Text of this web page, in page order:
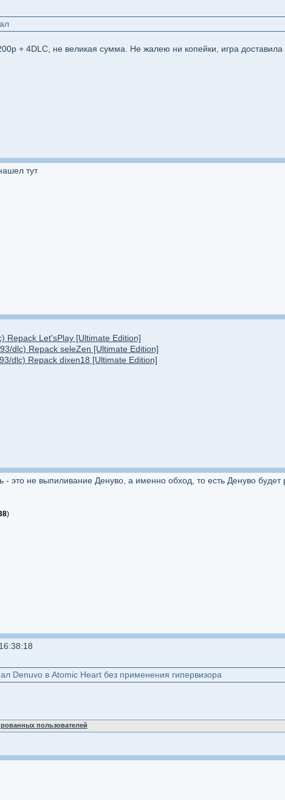
+ 4DLC, не великая сумма. Не жалею ни копейки, игра
тут
Repack Let'sРlay [Ultimate Edition]
dlc) Repack seleZen [Ultimate Edition]
dlc) Repack dixen18 [Ultimate Edition]
- это не выпиливание Денуво, а именно обход, то есть Денуво
)
Denuvo в Atomic Heart без применения гипервизора
пользователей